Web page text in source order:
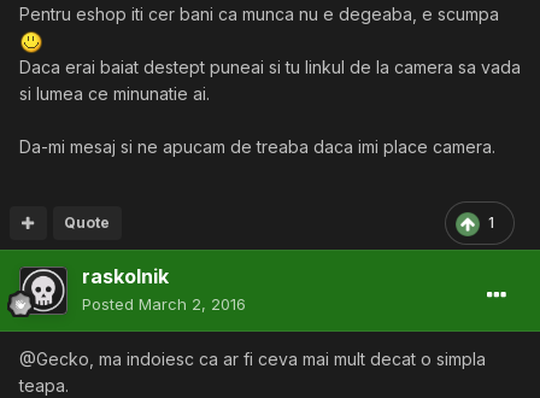
Pentru eshop iti cer bani ca munca nu e degeaba, e scumpa
Daca erai baiat destept puneai si tu linkul de la camera sa vada
si lumea ce minunatie ai.
Da-mi mesaj si ne apucam de treaba daca imi place camera.
1
Quote
raskolnik
Posted March 2, 2016
@Gecko, ma indoiesc ca ar fi ceva mai mult decat o simpla
teapa.